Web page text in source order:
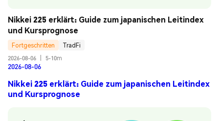
Nikkei 225 erklärt: Guide zum japanischen Leitindex
und Kursprognose
Fortgeschritten
TradFi
2026-08-06
5-10m
2026-08-06
Nikkei 225 erklärt: Guide zum japanischen Leitindex
und Kursprognose